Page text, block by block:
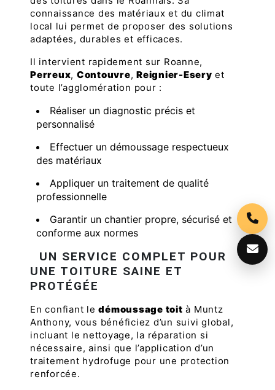
connaissance des matériaux et du climat
local lui permet de proposer des solutions
adaptées, durables et efficaces.
Il intervient rapidement sur Roanne,
Perreux, Contouvre, Reignier-Esery et
toute l’agglomération pour :
Réaliser un diagnostic précis et
personnalisé
Effectuer un démoussage respectueux
des matériaux
Appliquer un traitement de qualité
professionnelle
Garantir un chantier propre, sécurisé et
conforme aux normes
UN SERVICE COMPLET POUR
UNE TOITURE SAINE ET
PROTÉGÉE
En confiant ledémoussage toit à Muntz
Anthony, vous bénéficiez d’un suivi global,
incluant le nettoyage, la réparation si
nécessaire, ainsi que l’application d’un
traitement hydrofuge pour une protection
renforcée.